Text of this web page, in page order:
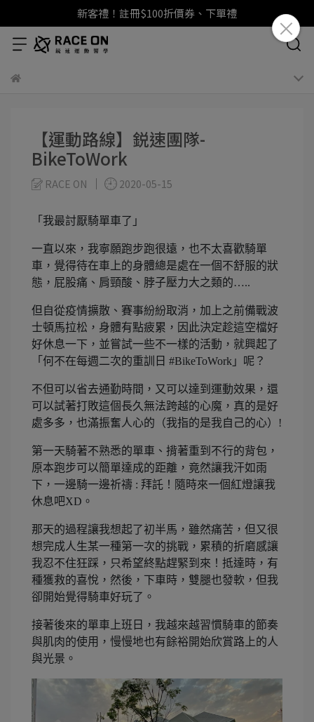
新客禮！註冊$100折價券、下單禮
【運動路線】鋭速團隊-
BikeToWork
RACE ON 2020-05-15
「我最討厭騎單車了」
一直以來，我寧願跑步跑很遠，也不太喜歡騎單
車，覺得待在車上的身體總是處在一個不舒服的狀
態，屁股痛、肩頸酸、脖子壓力大之類的…..
但自從疫情擴散、賽事紛紛取消，加上之前備戰波
士頓馬拉松，身體有點疲累，因此決定趁這空檔好
好休息一下，並嘗試一些不一樣的活動，就興起了
「何不在每週二次的重訓日 #BikeToWork」呢？
不但可以省去通勤時間，又可以達到運動效果，還
可以試著打敗這個長久無法跨越的心魔，真的是好
處多多，也滿振奮人心的（我指的是我自己的心）!
第一天騎著不熟悉的單車、揹著重到不行的背包，
原本跑步可以簡單達成的距離，竟然讓我汗如雨
下，一邊騎一邊祈禱 : 拜託！隨時來一個紅燈讓我
休息吧XD。
那天的過程讓我想起了初半馬，雖然痛苦，但又很
想完成人生某一種第一次的挑戰，累積的折磨感讓
我忍不住狂踩，只希望終點趕緊到來！抵達時，有
種獲救的喜悅，然後，下車時，雙腿也發軟，但我
卻開始覺得騎車好玩了。
接著後來的單車上班日，我越來越習慣騎車的節奏
與肌肉的使用，慢慢地也有餘裕開始欣賞路上的人
與光景。